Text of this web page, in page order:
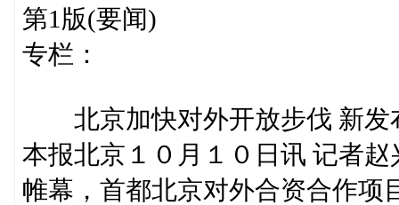
第1版(要闻)
专栏：
北京加快对外开放步伐 新发
本报北京１０月１０日讯 记者
帷幕，首都北京对外合资合作项